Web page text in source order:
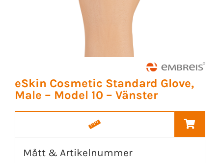
eSkin Cosmetic Standard Glove,
Male – Model 10 – Vänster
Mått & Artikelnummer